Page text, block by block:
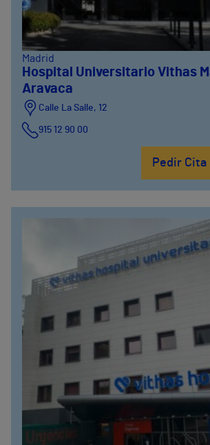
Madrid
Hospital Universitario Vithas
Aravaca
Calle La Salle, 12
915 12 90 00
Pedir Cita